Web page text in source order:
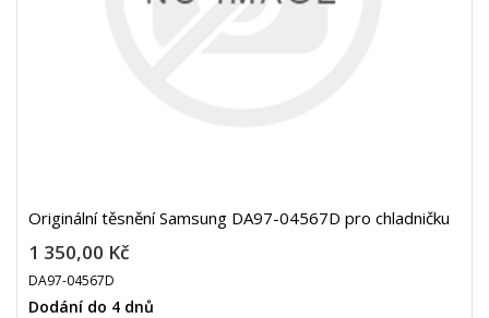
Originální těsnění Samsung DA97-04567D pro chladničku
1 350,00 Kč
DA97-04567D
Dodání do 4 dnů